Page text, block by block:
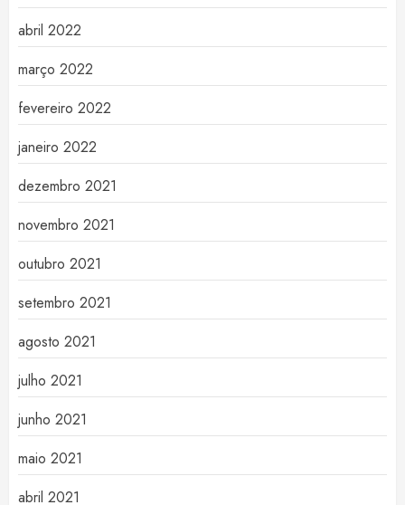
abril 2022
março 2022
fevereiro 2022
janeiro 2022
dezembro 2021
novembro 2021
outubro 2021
setembro 2021
agosto 2021
julho 2021
junho 2021
maio 2021
abril 2021